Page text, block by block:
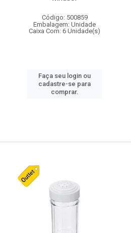
Código: 500859
Embalagem: Unidade
Caixa Com: 6 Unidade(s)
Faça seu login ou
cadastre-se para
comprar.